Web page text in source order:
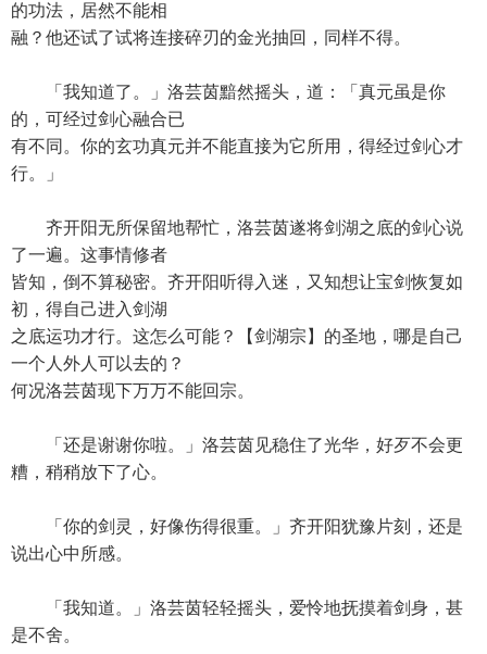
的功法，居然不能相
融？他还试了试将连接碎刃的金光抽回，同样不得。
「我知道了。」洛芸茵黯然摇头，道：「真元虽是你
的，可经过剑心融合已
有不同。你的玄功真元并不能直接为它所用，得经过剑心才
行。」
齐开阳无所保留地帮忙，洛芸茵遂将剑湖之底的剑心说
了一遍。这事情修者
皆知，倒不算秘密。齐开阳听得入迷，又知想让宝剑恢复如
初，得自己进入剑湖
之底运功才行。这怎么可能？【剑湖宗】的圣地，哪是自己
一个人外人可以去的？
何况洛芸茵现下万万不能回宗。
「还是谢谢你啦。」洛芸茵见稳住了光华，好歹不会更
糟，稍稍放下了心。
「你的剑灵，好像伤得很重。」齐开阳犹豫片刻，还是
说出心中所感。
「我知道。」洛芸茵轻轻摇头，爱怜地抚摸着剑身，甚
是不舍。